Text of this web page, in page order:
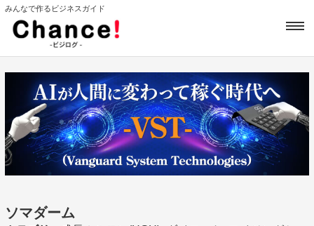
みんなで作るビジネスガイド
ソマダーム